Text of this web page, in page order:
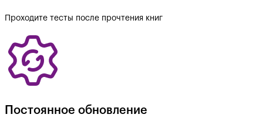
Проходите тесты после прочтения книг
Постоянное обновление